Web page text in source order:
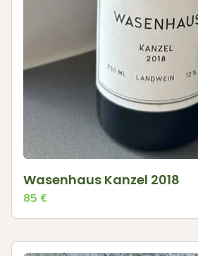
Wasenhaus Kanzel 2018
85 €